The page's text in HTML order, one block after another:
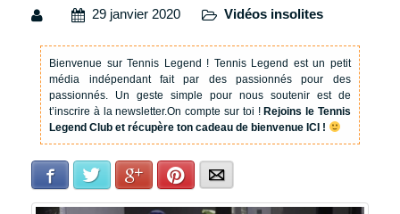
29 janvier 2020 Vidéos insolites
Bienvenue sur Tennis Legend ! Tennis Legend est un petit
média indépendant fait par des passionnés pour des
passionnés. Un geste simple pour nous soutenir est de
t’inscrire à la newsletter.On compte sur toi !Rejoins le Tennis
Legend Club et récupère ton cadeau de bienvenue ICI !
Facebook Twitter Google+Pinterest